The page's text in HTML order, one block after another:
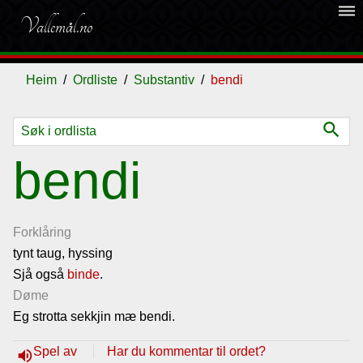
Vallemål.no
dehaze
Heim Ordliste Substantiv bendi
search
bendi
Forklåring
tynt taug, hyssing
Sjå også binde.
Døme
Eg strotta sekkjin mæ bendi.
volume_upSpel av Har du kommentar til ordet?
Ordliste
Om
vallemålet
Gjestebok